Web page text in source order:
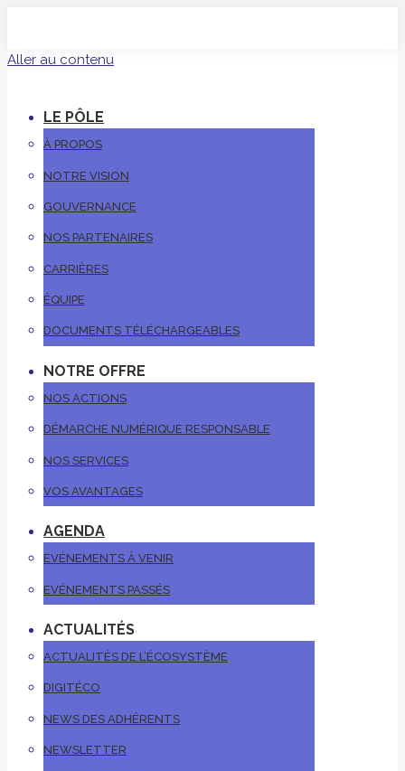
Aller au contenu
LE PÔLE
À PROPOS
NOTRE VISION
GOUVERNANCE
NOS PARTENAIRES
CARRIÈRES
ÉQUIPE
DOCUMENTS TÉLÉCHARGEABLES
NOTRE OFFRE
NOS ACTIONS
DÉMARCHE NUMÉRIQUE RESPONSABLE
NOS SERVICES
VOS AVANTAGES
AGENDA
EVÉNEMENTS À VENIR
EVÉNEMENTS PASSÉS
ACTUALITÉS
ACTUALITÉS DE L’ÉCOSYSTÈME
DIGITÉCO
NEWS DES ADHÉRENTS
NEWSLETTER